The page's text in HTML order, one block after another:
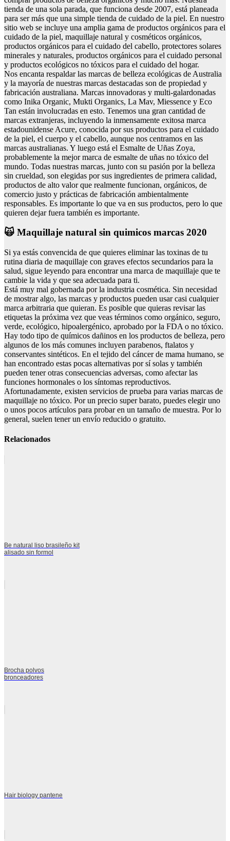
tienda de una sola parada, que funciona desde 2007, está planeada
para ser más que una simple tienda de cuidado de la piel. En nuestro
sitio web se incluye una amplia gama de productos orgánicos para el
cuidado de la piel, maquillaje natural y cosméticos orgánicos,
productos orgánicos para el cuidado del cabello, protectores solares
minerales y naturales, productos orgánicos para el cuidado personal
y productos ecológicos no tóxicos para el cuidado del hogar.
Nos encanta respaldar las marcas de belleza ecológicas de Australia
y la mayoría de nuestras marcas destacadas son de propiedad y
fabricación australiana. Marcas innovadoras y multi-galardonadas
como Inika Organic, Mukti Organics, La Mav, Miessence y Eco
Tan están involucradas en esto. Tenemos una gran cantidad de
marcas extranjeras, incluyendo la inmensamente exitosa marca
estadounidense Acure, conocida por sus productos para el cuidado
de la piel, el cuerpo y el cabello, aunque nos centramos en las
marcas australianas. Y luego está el Esmalte de Uñas Zoya,
probablemente la mejor marca de esmalte de uñas no tóxico del
mundo. Todas nuestras marcas, junto con su pasión por la belleza
sin crueldad, son elegidas por sus ingredientes de primera calidad,
productos de alto valor que realmente funcionan, orgánicos, de
comercio justo y prácticas de fabricación ambientalmente
responsables. Es importante lo que va en sus productos, pero lo que
quieren dejar fuera también es importante.
🙀 Maquillaje natural sin quimicos marcas 2020
Si ya estás convencida de que quieres eliminar las toxinas de tu
rutina diaria de maquillaje con graves efectos secundarios para la
salud, sigue leyendo para encontrar una marca de maquillaje que te
cambie la vida y que sea adecuada para ti.
Está muy mal gobernada por la industria cosmética. Sin necesidad
de mostrar algo, las marcas y productos pueden usar casi cualquier
marca arbitraria que quieran. Es posible que quieras revisar las
etiquetas la próxima vez que veas términos como orgánico, seguro,
verde, ecológico, hipoalergénico, aprobado por la FDA o no tóxico.
Hay todo tipo de químicos dañinos en los productos de belleza, pero
algunos de los más comunes incluyen parabenos, ftalatos y
conservantes sintéticos. En el tejido del cáncer de mama humano, se
han encontrado estas pocas alternativas por sí solas y también
pueden tener otras consecuencias adversas, como afectar las
funciones hormonales o los síntomas reproductivos.
Afortunadamente, existen servicios de prueba para varias marcas de
maquillaje no tóxico. Por un precio super barato, puedes elegir uno
o unos pocos artículos para probar en un tamaño de muestra. Por lo
general, suelen tener un envío reducido o gratuito.
Relacionados
Be natural liso brasileño kit
alisado sin formol
Brocha polvos
bronceadores
Hair biology pantene